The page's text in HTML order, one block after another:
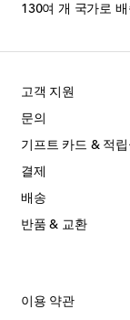
130여 개 국가로 배
고객 지원
문의
기프트 카드 & 적립
결제
배송
반품 & 교환
이용 약관